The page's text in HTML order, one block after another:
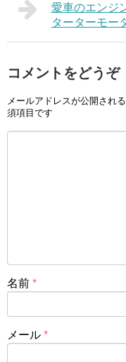
愛車のエンジ
ターターモー
コメントをどうぞ
メールアドレスが公開され
須項目です
名前 *
メール *